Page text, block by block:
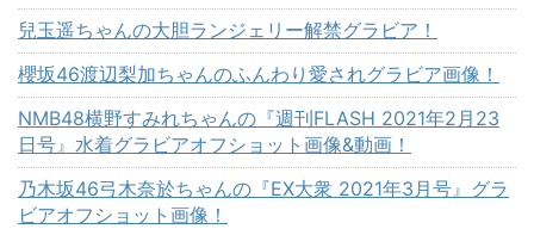
兒玉遥ちゃんの大胆ランジェリー解禁グラビア！
櫻坂46渡辺梨加ちゃんのふんわり愛されグラビア画像！
NMB48横野すみれちゃんの『週刊FLASH 2021年2月23
日号』水着グラビアオフショット画像&動画！
乃木坂46弓木奈於ちゃんの『EX大衆 2021年3月号』グラ
ビアオフショット画像！